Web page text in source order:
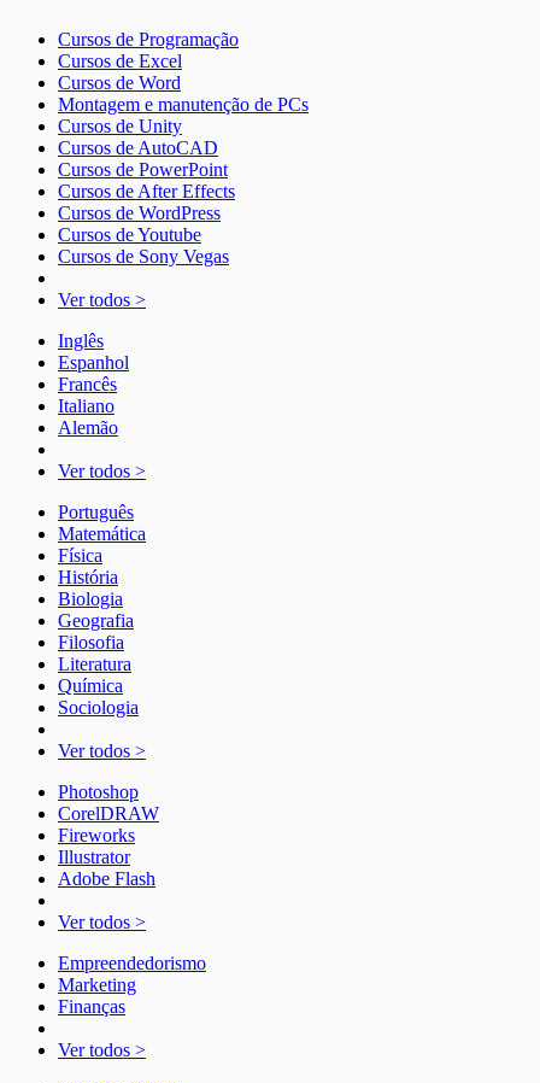
Cursos de Programação
Cursos de Excel
Cursos de Word
Montagem e manutenção de PCs
Cursos de Unity
Cursos de AutoCAD
Cursos de PowerPoint
Cursos de After Effects
Cursos de WordPress
Cursos de Youtube
Cursos de Sony Vegas
Ver todos >
Inglês
Espanhol
Francês
Italiano
Alemão
Ver todos >
Português
Matemática
Física
História
Biologia
Geografia
Filosofia
Literatura
Química
Sociologia
Ver todos >
Photoshop
CorelDRAW
Fireworks
Illustrator
Adobe Flash
Ver todos >
Empreendedorismo
Marketing
Finanças
Ver todos >